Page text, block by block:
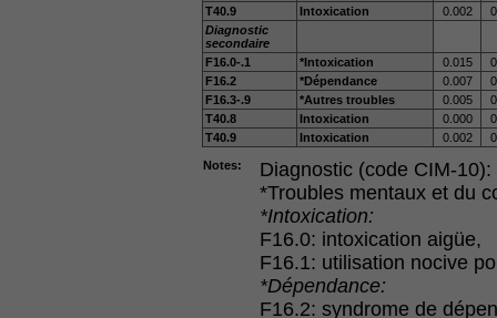
T40.9
Intoxication 0.002
Diagnostic
secondaire
F16.0-.1
*Intoxication 0.015
F16.2
*Dépendance 0.007
F16.3-.9
*Autres troubles 0.005
T40.8
Intoxication 0.000
T40.9
Intoxication 0.002
Notes:
Diagnostic (code CIM-10):
*Troubles mentaux et du
*Intoxication:
F16.0: intoxication aigüe,
F16.1: utilisation nocive
*Dépendance:
F16.2: syndrome de